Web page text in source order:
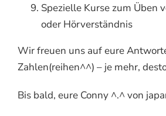
Spezielle Kurse zum Üben
oder Hörverständnis
Wir freuen uns auf eure
Zahlen(reihen^^) – je mehr,
Bis bald, eure Conny ^.^ von